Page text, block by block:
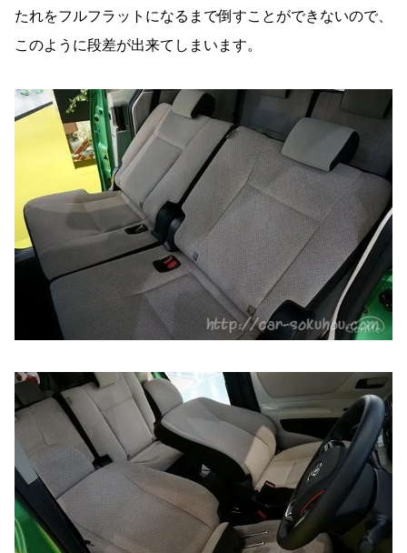
たれをフルフラットになるまで倒すことができないので、
このように段差が出来てしまいます。